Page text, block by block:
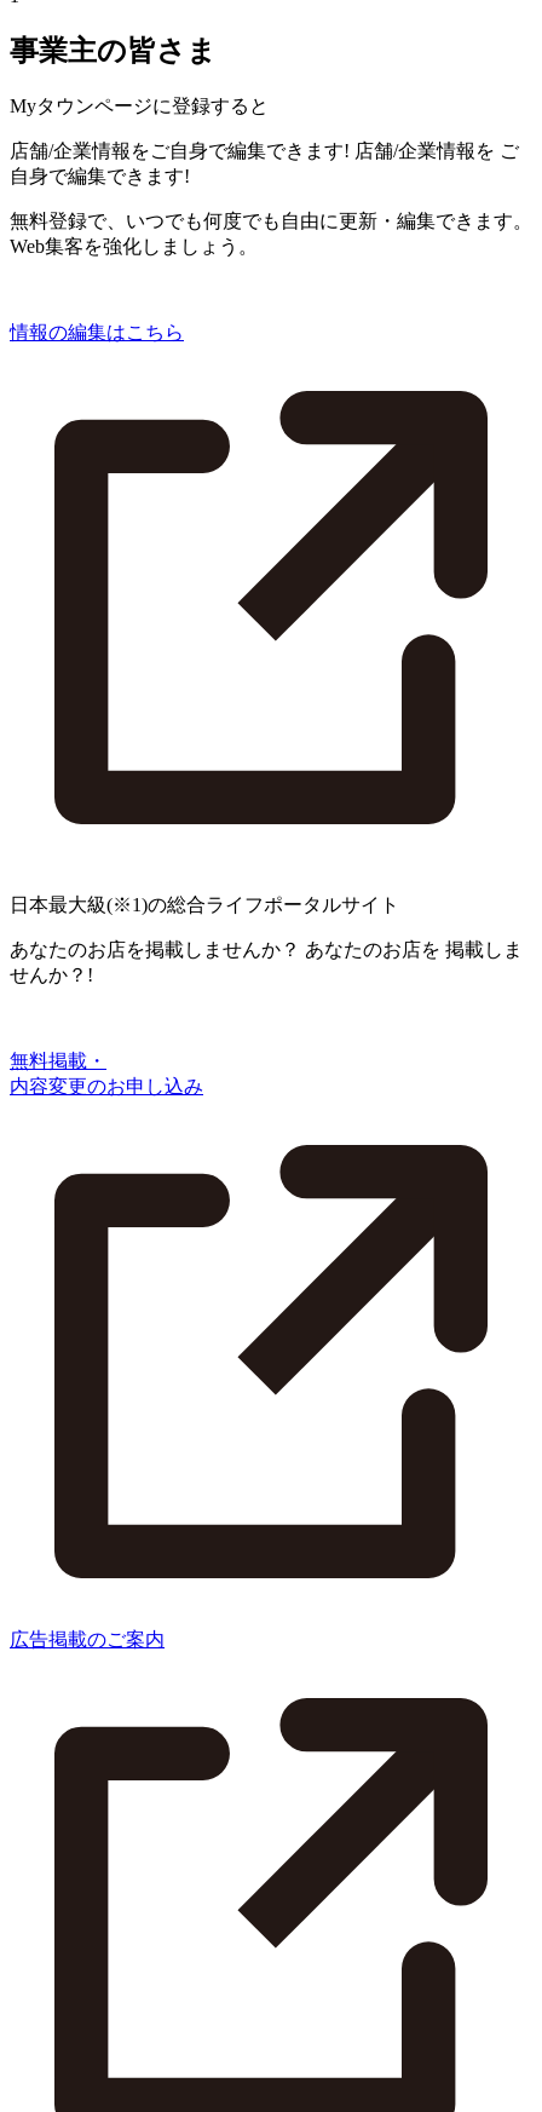
事業主の皆さま
Myタウンページに登録すると
店舗/企業情報をご自身で編集できます! 店舗/企業情報を ご
自身で編集できます!
無料登録で、いつでも何度でも自由に更新・編集できます。
Web集客を強化しましょう。
情報の編集はこちら
日本最大級(※1)の総合ライフポータルサイト
あなたのお店を掲載しませんか？ あなたのお店を 掲載しま
せんか？!
無料掲載・
内容変更のお申し込み
広告掲載のご案内